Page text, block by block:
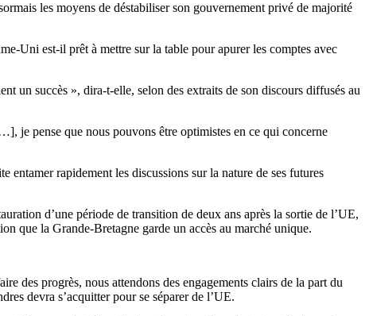
les moyens de déstabiliser son gouvernement privé de majorité
Uni est-il prêt à mettre sur la table pour apurer les comptes avec
un succès », dira-t-elle, selon des extraits de son discours diffusés au
je pense que nous pouvons être optimistes en ce qui concerne
rapidement les discussions sur la nature de ses futures
d’une période de transition de deux ans après la sortie de l’UE,
que la Grande-Bretagne garde un accès au marché unique.
des progrès, nous attendons des engagements clairs de la part du
devra s’acquitter pour se séparer de l’UE.